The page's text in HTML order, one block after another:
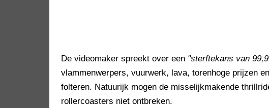
De videomaker spreekt over een "sterftekans van
vlammenwerpers, vuurwerk, lava, torenhoge prijzen
folteren. Natuurijk mogen de misselijkmakende
rollercoasters niet ontbreken.